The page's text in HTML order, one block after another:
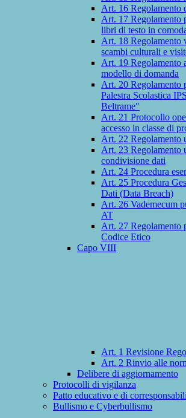
Art. 16 Regolamento
Art. 17 Regolamento
libri di testo in
Art. 18 Regolamento
scambi culturali e
Art. 19 Regolamento
modello di domanda
Art. 20 Regolamento
Palestra Scolastica
Beltrame"
Art. 21 Protocollo
accesso in classe di
Art. 22 Regolamento
Art. 23 Regolamento
condivisione dati
Art. 24 Procedura
Art. 25 Procedura
Dati (Data Breach)
Art. 26 Vademecum
AT
Art. 27 Regolamento
Codice Etico
Capo VIII
Art. 1 Revisione
Art. 2 Rinvio alle
Delibere di aggiornamento
Protocolli di vigilanza
Patto educativo e di
Bullismo e Cyberbullismo